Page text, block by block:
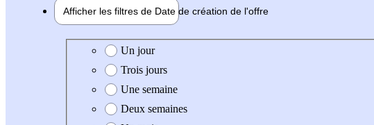
Afficher les filtres de Date de création de l'offre
Date de création de l'offre
Un jour
Trois jours
Une semaine
Deux semaines